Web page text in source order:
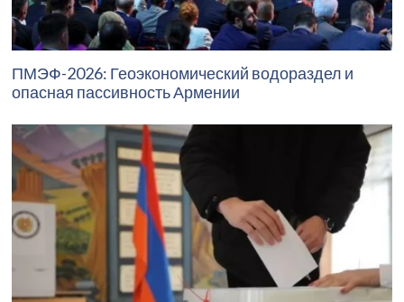
ПМЭФ-2026: Геоэкономический водораздел и
опасная пассивность Армении